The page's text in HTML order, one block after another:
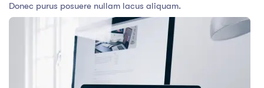
Donec purus posuere nullam lacus aliquam.